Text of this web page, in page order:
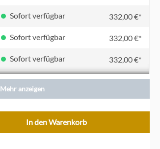
Sofort verfügbar 332,00 €*
Sofort verfügbar 332,00 €*
Sofort verfügbar 332,00 €*
Sofort verfügbar 332,00 €*
Sofort verfügbar
Sofort verfügbar
Mehr anzeigen
In den Warenkorb